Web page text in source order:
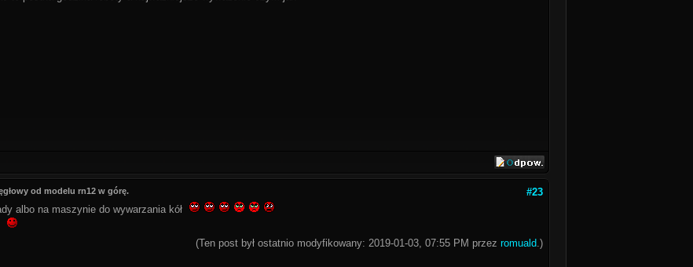
#23
od modelu rn12 w górę.
albo na maszynie do wywarzania kół
(Ten post był ostatnio modyfikowany: 2019-01-03, 07:55 PM przez romuald.)